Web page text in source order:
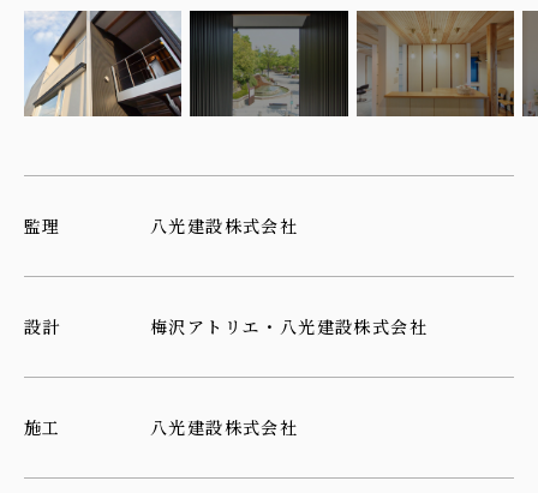
監理 八光建設株式会社
設計 梅沢アトリエ・八光建設株式会社
施工 八光建設株式会社